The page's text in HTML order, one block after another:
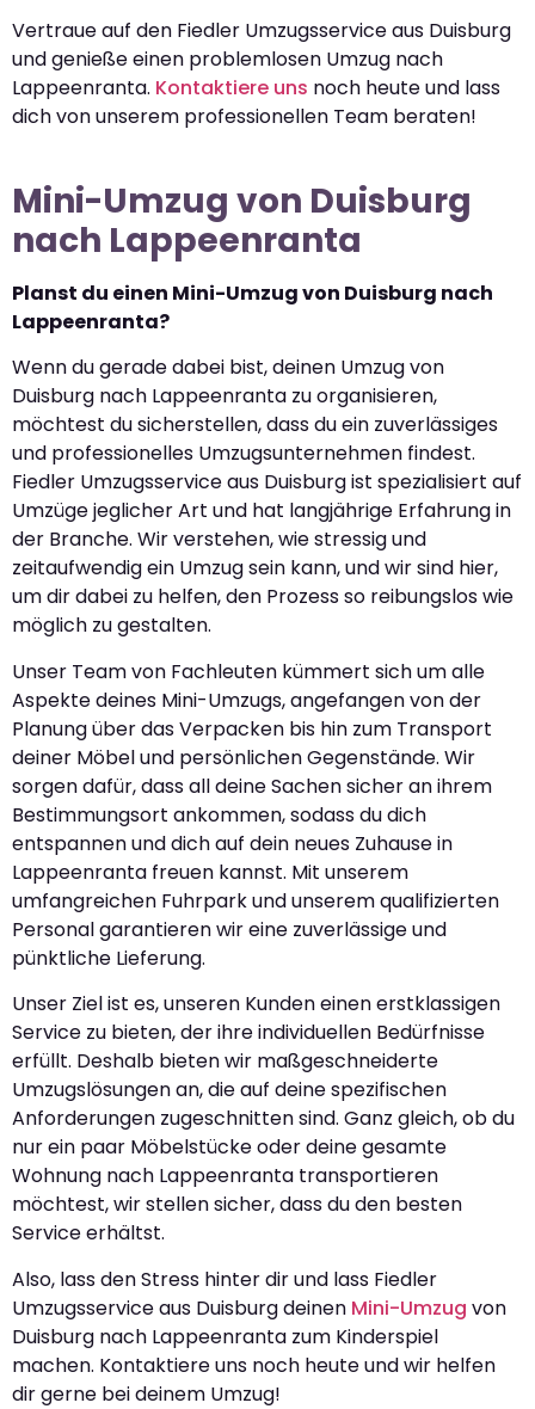
Vertraue auf den Fiedler Umzugsservice aus Duisburg
und genieße einen problemlosen Umzug nach
Lappeenranta. Kontaktiere uns noch heute und lass
dich von unserem professionellen Team beraten!
Mini-Umzug von Duisburg
nach Lappeenranta
Planst du einen Mini-Umzug von Duisburg nach
Lappeenranta?
Wenn du gerade dabei bist, deinen Umzug von
Duisburg nach Lappeenranta zu organisieren,
möchtest du sicherstellen, dass du ein zuverlässiges
und professionelles Umzugsunternehmen findest.
Fiedler Umzugsservice aus Duisburg ist spezialisiert auf
Umzüge jeglicher Art und hat langjährige Erfahrung in
der Branche. Wir verstehen, wie stressig und
zeitaufwendig ein Umzug sein kann, und wir sind hier,
um dir dabei zu helfen, den Prozess so reibungslos wie
möglich zu gestalten.
Unser Team von Fachleuten kümmert sich um alle
Aspekte deines Mini-Umzugs, angefangen von der
Planung über das Verpacken bis hin zum Transport
deiner Möbel und persönlichen Gegenstände. Wir
sorgen dafür, dass all deine Sachen sicher an ihrem
Bestimmungsort ankommen, sodass du dich
entspannen und dich auf dein neues Zuhause in
Lappeenranta freuen kannst. Mit unserem
umfangreichen Fuhrpark und unserem qualifizierten
Personal garantieren wir eine zuverlässige und
pünktliche Lieferung.
Unser Ziel ist es, unseren Kunden einen erstklassigen
Service zu bieten, der ihre individuellen Bedürfnisse
erfüllt. Deshalb bieten wir maßgeschneiderte
Umzugslösungen an, die auf deine spezifischen
Anforderungen zugeschnitten sind. Ganz gleich, ob du
nur ein paar Möbelstücke oder deine gesamte
Wohnung nach Lappeenranta transportieren
möchtest, wir stellen sicher, dass du den besten
Service erhältst.
Also, lass den Stress hinter dir und lass Fiedler
Umzugsservice aus Duisburg deinen Mini-Umzug von
Duisburg nach Lappeenranta zum Kinderspiel
machen. Kontaktiere uns noch heute und wir helfen
dir gerne bei deinem Umzug!